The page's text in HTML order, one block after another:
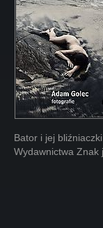
Bator i jej
Wydawnictwa Znak